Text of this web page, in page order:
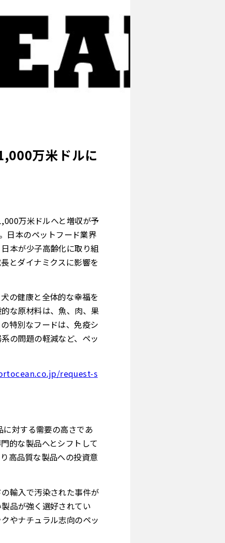
万米ドルに
万米ドルへと増収が予
日本のペットフード業界
本が少子高齢化に取り組
とダイナミクスに影響を
の健康と全体的な幸福を
な原材料は、魚、肉、果
特別なフードは、免疫シ
の問題の軽減など、ペッ
request-s
対する需要の高さであ
的な製品へとシフトして
高品質な製品への投資意
輸入で汚染された事件が
品が強く選好されてい
やナチュラル志向のペッ